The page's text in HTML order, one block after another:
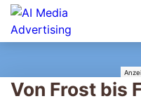
Von Frost bis